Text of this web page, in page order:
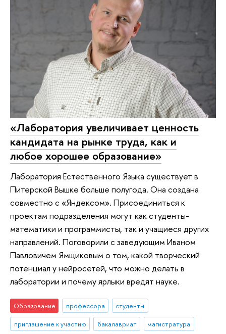
«Лаборатория увеличивает ценность
кандидата на рынке труда, как и
любое хорошее образование»
Лаборатория Естественного Языка существует в
Питерской Вышке больше полугода. Она создана
совместно с «Яндексом». Присоединиться к
проектам подразделения могут как студенты-
математики и программисты, так и учащиеся других
направлений. Поговорили с заведующим Иваном
Павловичем Ямщиковым о том, какой творческий
потенциал у нейросетей, что можно делать в
лаборатории и почему ярлыки вредят науке.
Образование профессора
студенты
приглашение к участию
бакалавриат
магистратура